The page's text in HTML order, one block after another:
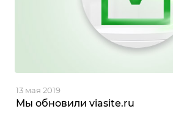
Мы обновили viasite.ru
13 мая 2019